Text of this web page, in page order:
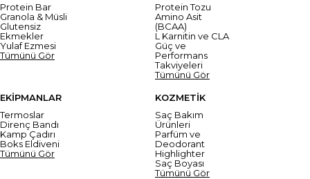
Protein Bar
Granola & Müsli
Glutensiz
Ekmekler
Yulaf Ezmesi
Tümünü Gör
Protein Tozu
Amino Asit
(BCAA)
L Karnitin ve CLA
Güç ve
Performans
Takviyeleri
Tümünü Gör
EKİPMANLAR
Termoslar
Direnç Bandı
Kamp Çadırı
Boks Eldiveni
Tümünü Gör
KOZMETİK
Saç Bakım
Ürünleri
Parfüm ve
Deodorant
Highlighter
Saç Boyası
Tümünü Gör